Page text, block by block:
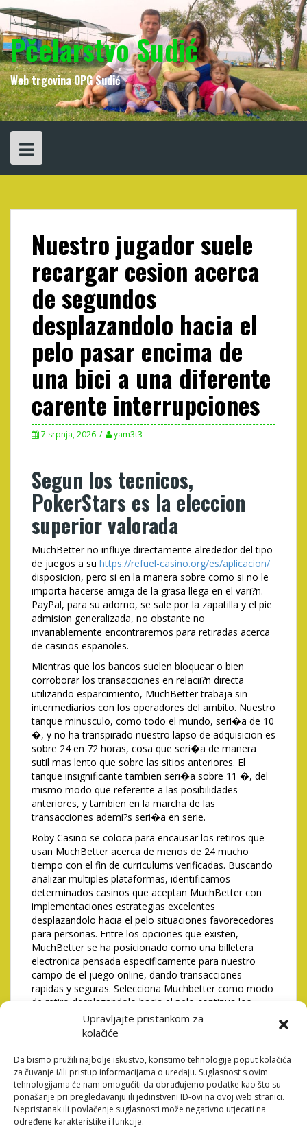
Upravljajte pristankom za
kolačiće
Da bismo pružili najbolje iskustvo, koristimo tehnologije poput kolačića
za čuvanje i/ili pristup informacijama o uređaju. Suglasnost s ovim
tehnologijama će nam omogućiti da obrađujemo podatke kao što su
ponašanje pri pregledavanju ili jedinstveni ID-ovi na ovoj web stranici.
Nepristanak ili povlačenje suglasnosti može negativno utjecati na
određene karakteristike i funkcije.
Skip
to
content
Pčelarstvo Sudić
Web trgovina OPG Sudić
Nuestro jugador suele
recargar cesion acerca
de segundos
desplazandolo hacia el
pelo pasar encima de
una bici a una diferente
carente interrupciones
7 srpnja, 2026 yam3t3
Segun los tecnicos,
PokerStars es la eleccion
superior valorada
MuchBetter no influye directamente alrededor del tipo
de juegos a su https://refuel-casino.org/es/aplicacion/
disposicion, pero si en la manera sobre como si no le
importa hacerse amiga de la grasa llega en el vari?n.
PayPal, para su adorno, se sale por la zapatilla y el pie
admision generalizada, no obstante no
invariablemente encontraremos para retiradas acerca
de casinos espanoles.
Mientras que los bancos suelen bloquear o bien
corroborar los transacciones en relacii?n directa
utilizando esparcimiento, MuchBetter trabaja sin
intermediarios con los operadores del ambito. Nuestro
tanque minusculo, como todo el mundo, seri�a de 10
�, y no ha transpirado nuestro lapso de adquisicion es
sobre 24 en 72 horas, cosa que seri�a de manera
sutil mas lento que sobre las sitios anteriores. El
tanque insignificante tambien seri�a sobre 11 �, del
mismo modo que referente a las posibilidades
anteriores, y tambien en la marcha de las
transacciones ademi?s seri�a en serie.
Roby Casino se coloca para encausar los retiros que
usan MuchBetter acerca de menos de 24 mucho
tiempo con el fin de curriculums verificadas. Buscando
analizar multiples plataformas, identificamos
determinados casinos que aceptan MuchBetter con
implementaciones estrategias excelentes
desplazandolo hacia el pelo situaciones favorecedores
para personas. Entre los opciones que existen,
MuchBetter se ha posicionado como una billetera
electronica pensada especificamente para nuestro
campo de el juego online, dando transacciones
rapidas y seguras. Selecciona Muchbetter como modo
de retiro desplazandolo hacia el pelo continua los
consejos que llegan a convertirse en focos de luces
indican incluso terminar una adquisicion.
antiguamente llevando similar aparato de paga,
aunque es posible efectuarlo maravillosamente.
Evidentemente muchas, nuestro hecho que separado
llegan a convertirse en focos de luces pueda utilizar a
traves del dispositivo telefon inteligente hace cual